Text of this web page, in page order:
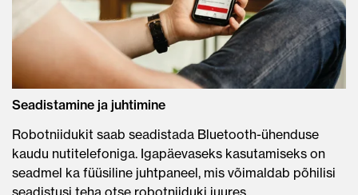
Seadistamine ja juhtimine
Robotniidukit saab seadistada Bluetooth-ühenduse
kaudu nutitelefoniga. Igapäevaseks kasutamiseks on
seadmel ka füüsiline juhtpaneel, mis võimaldab põhilisi
seadistusi teha otse robotniiduki juures.